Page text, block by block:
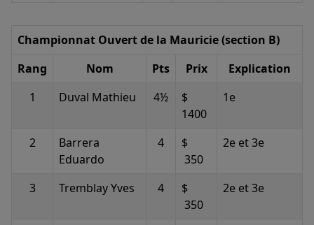
Championnat Ouvert de la Mauricie (section B)
Rang
Nom Pts Prix
Explication
1
Duval Mathieu 4½
$
1400
1e
2
Barrera
Eduardo
4
$
350
2e et 3e
3 Tremblay Yves 4
$
350
2e et 3e